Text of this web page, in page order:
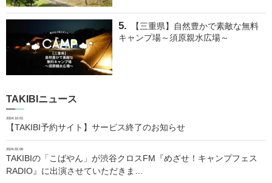
【三重県】自然豊かで素敵な無料
キャンプ場～須原親水広場～
TAKIBIニュース
2024.10.01
【TAKIBI予約サイト】サービス終了のお知らせ
2024.02.06
TAKIBIの「こばやん」が渋谷クロスFM『めざせ！キャンプフェス
RADIO』に出演させていただきま…